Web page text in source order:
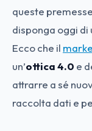
queste
disponga oggi
Ecco che il
un’ottica 4.0 e
attrarre a sé
raccolta dati e